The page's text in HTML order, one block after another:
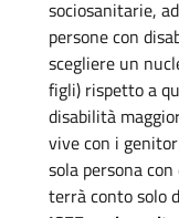
sociosanitarie,
persone con
scegliere un
figli) rispetto a
disabilità
vive con i
sola persona con
terrà conto solo